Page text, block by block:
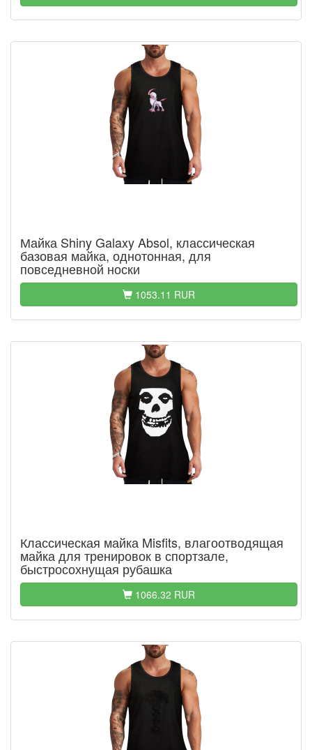
Майка Shiny Galaxy Absol, классическая
базовая майка, однотонная, для
повседневной носки
1053.11 RUR
Классическая майка Misfits, влагоотводящая
майка для тренировок в спортзале,
быстросохнущая рубашка
1066.32 RUR